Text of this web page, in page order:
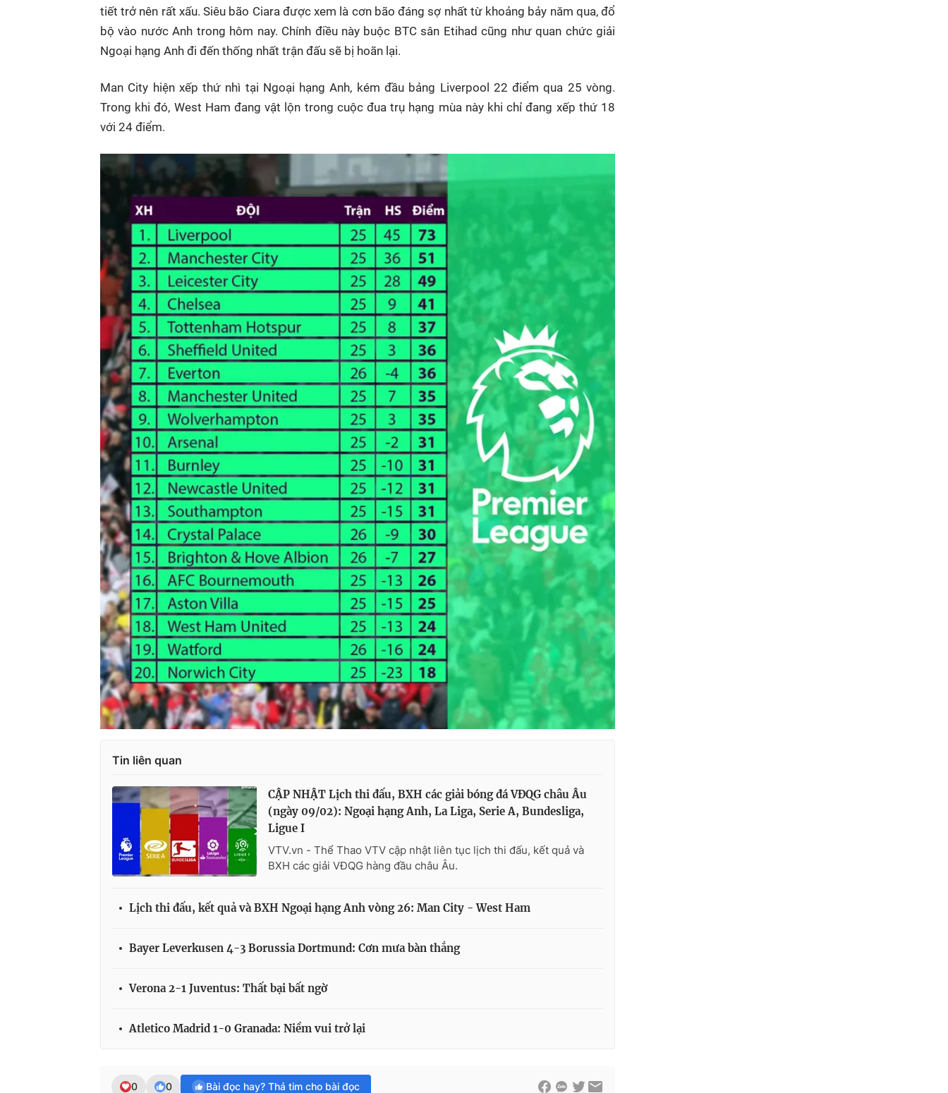
tiết trở nên rất xấu. Siêu bão Ciara được xem là cơn bão đáng sợ nhất từ khoảng bảy năm qua, đổ
bộ vào nước Anh trong hôm nay. Chính điều này buộc BTC sân Etihad cũng như quan chức giải
Ngoại hạng Anh đi đến thống nhất trận đấu sẽ bị hoãn lại.
Man City hiện xếp thứ nhì tại Ngoại hạng Anh, kém đầu bảng Liverpool 22 điểm qua 25 vòng.
Trong khi đó, West Ham đang vật lộn trong cuộc đua trụ hạng mùa này khi chỉ đang xếp thứ 18
với 24 điểm.
Tin liên quan
CẬP NHẬT Lịch thi đấu, BXH các giải bóng đá VĐQG châu Âu
(ngày 09/02): Ngoại hạng Anh, La Liga, Serie A, Bundesliga,
Ligue I
VTV.vn - Thể Thao VTV cập nhật liên tục lịch thi đấu, kết quả và
BXH các giải VĐQG hàng đầu châu Âu.
Lịch thi đấu, kết quả và BXH Ngoại hạng Anh vòng 26: Man City - West Ham
Bayer Leverkusen 4-3 Borussia Dortmund: Cơn mưa bàn thắng
Verona 2-1 Juventus: Thất bại bất ngờ
Atletico Madrid 1-0 Granada: Niềm vui trở lại
0 0 Bài đọc hay? Thả tim cho bài đọc